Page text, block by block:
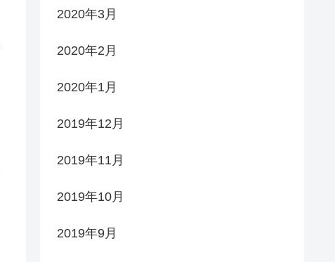
2020年3月
2020年2月
2020年1月
2019年12月
2019年11月
2019年10月
2019年9月